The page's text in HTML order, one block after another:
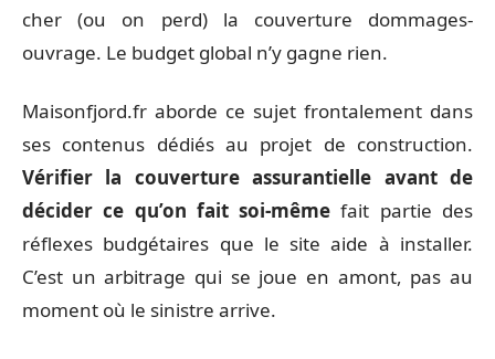
cher (ou on perd) la couverture dommages-
ouvrage. Le budget global n’y gagne rien.
Maisonfjord.fr aborde ce sujet frontalement dans
ses contenus dédiés au projet de construction.
Vérifier la couverture assurantielle avant de
décider ce qu’on fait soi-même fait partie des
réflexes budgétaires que le site aide à installer.
C’est un arbitrage qui se joue en amont, pas au
moment où le sinistre arrive.